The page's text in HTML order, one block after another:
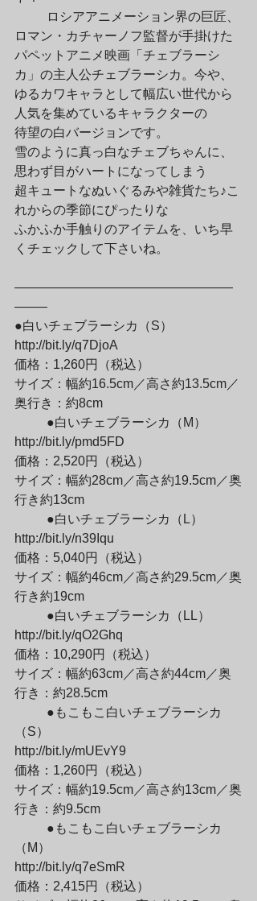
ロマン・カチャーノフ監督が手掛けた
パペットアニメ映画「チェブラーシ
カ」の主人公チェブラーシカ。今や、
ゆるカワキャラとして幅広い世代から
人気を集めているキャラクターの
待望の白バージョンです。
雪のように真っ白なチェブちゃんに、
思わず目がハートになってしまう
超キュートなぬいぐるみや雑貨たち♪こ
れからの季節にぴったりな
ふかふか手触りのアイテムを、いち早
くチェックして下さいね。
—————————————————
——–
●白いチェブラーシカ（S）
http://bit.ly/q7DjoA
価格：1,260円（税込）
サイズ：幅約16.5cm／高さ約13.5cm／
奥行き：約8cm
http://bit.ly/pmd5FD
価格：2,520円（税込）
サイズ：幅約28cm／高さ約19.5cm／奥
行き約13cm
http://bit.ly/n39Iqu
価格：5,040円（税込）
サイズ：幅約46cm／高さ約29.5cm／奥
行き約19cm
http://bit.ly/qO2Ghq
価格：10,290円（税込）
サイズ：幅約63cm／高さ約44cm／奥
行き：約28.5cm
（S）
http://bit.ly/mUEvY9
価格：1,260円（税込）
サイズ：幅約19.5cm／高さ約13cm／奥
行き：約9.5cm
（M）
http://bit.ly/q7eSmR
価格：2,415円（税込）